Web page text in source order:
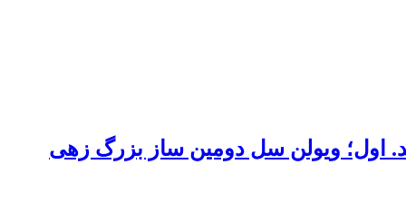
اول؛ ویولن سل دومین ساز بزرگ زهی